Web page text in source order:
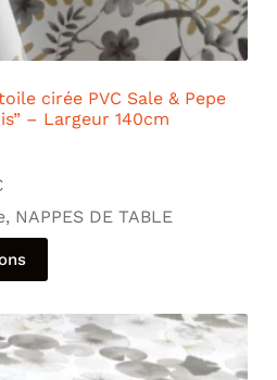
cirée PVC Sale & Pepe
– Largeur 140cm
, NAPPES DE TABLE